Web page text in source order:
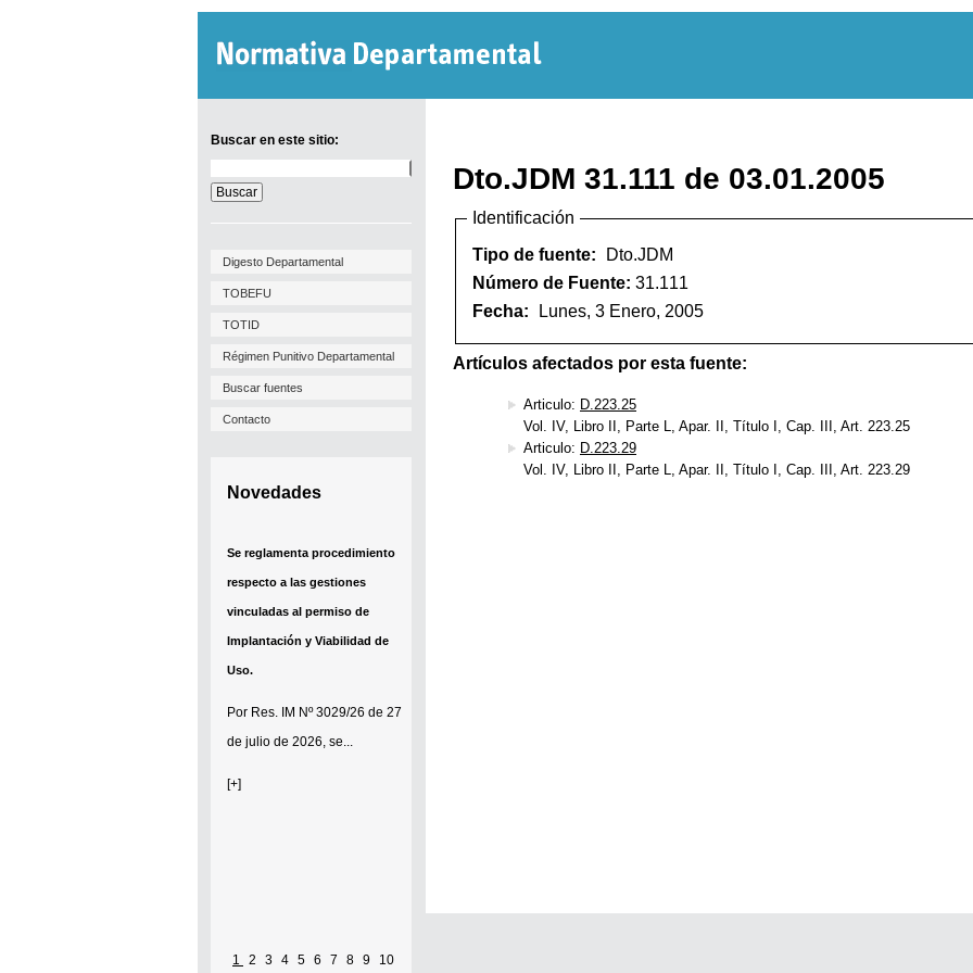
Buscar en este sitio:
en
este
sitio:
Digesto Departamental
TOBEFU
TOTID
Régimen Punitivo Departamental
Buscar fuentes
Contacto
Novedades
Se reglamenta procedimiento
respecto a las gestiones
vinculadas al permiso de
Implantación y Viabilidad de
Uso.
Por Res. IM Nº 3029/26 de 27
de julio de 2026, se...
[+]
1 2 3 4 5 6 7 8 9 10
Dto.JDM 31.111 de 03.01.2005
Identificación
Tipo de fuente:
Dto.JDM
Número de Fuente: 31.111
Fecha:
Lunes, 3 Enero, 2005
Artículos afectados por esta fuente:
Articulo: D.223.25
Vol. IV, Libro II, Parte L, Apar. II, Título I, Cap. III, Art. 223.25
Articulo: D.223.29
Vol. IV, Libro II, Parte L, Apar. II, Título I, Cap. III, Art. 223.29